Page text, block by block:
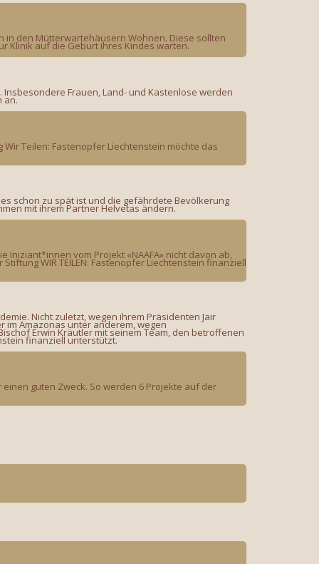
in den Mütterwartehäusern Wohnen. Diese sollten
Klinik auf die Geburt ihres Kindes warten.
Frauen, Land- und Kastenlose werden
an.
Teilen: Fastenopfer Liechtenstein möchte das
schon zu spät ist und die gefährdete Bevölkerung
mit ihrem Partner Helvetas ändern.
vom Projekt «NAAFA» nicht davon ab,
WIR TEILEN: Fastenopfer Liechtenstein finanziell
Nicht zuletzt, wegen ihrem Präsidenten Jair
im Amazonas unter anderem, wegen
Erwin Kräutler mit seinem Team, den betroffenen
finanziell unterstützt.
einen guten Zweck. So werden 6 Projekte auf der